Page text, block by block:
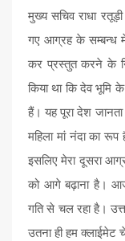
मुख्य सचिव राधा रतूड़ी
गए आग्रह के सम्बन्ध में
कर प्रस्तुत करने के
किया था कि देव भूमि
हैं। यह पूरा देश जानता
महिला मां नंदा का
इसलिए मेरा दूसरा
को आगे बढ़ाना है।
गति से चल रहा है।
उतना ही हम क्लाईमेट